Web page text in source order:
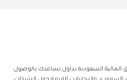
السعودية تداول تساعدك بالوصول